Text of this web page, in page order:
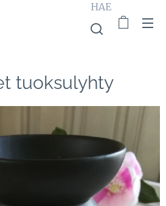
HAE
tuoksulyhty